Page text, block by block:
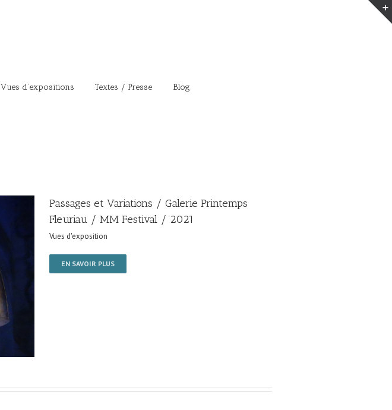
Vues d’expositions Textes / Presse Blog
Passages et Variations / Galerie Printemps
Fleuriau / MM Festival / 2021
Vues d'exposition
EN SAVOIR PLUS